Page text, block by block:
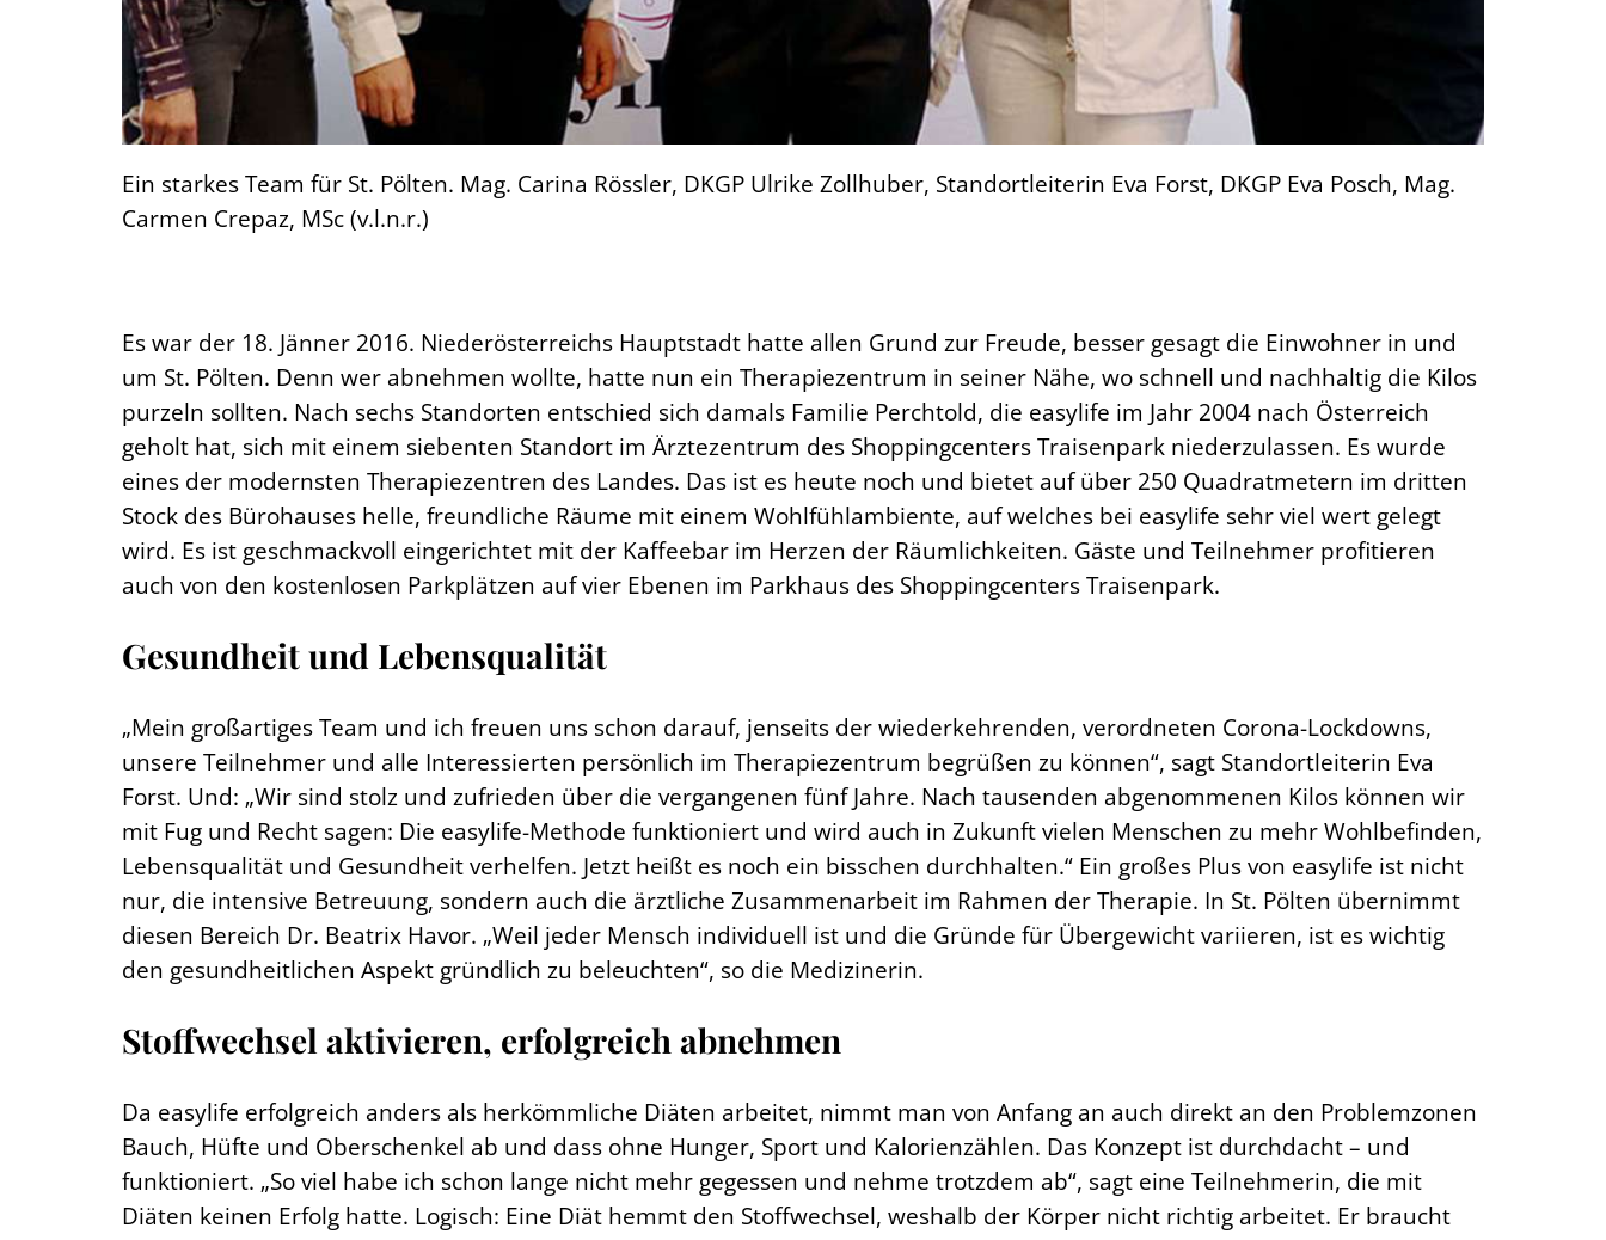
Ein starkes Team für St. Pölten. Mag. Carina Rössler, DKGP Ulrike Zollhuber, Standortleiterin Eva Forst, DKGP Eva Posch, Mag.
Carmen Crepaz, MSc (v.l.n.r.)
Es war der 18. Jänner 2016. Niederösterreichs Hauptstadt hatte allen Grund zur Freude, besser gesagt die Einwohner in und
um St. Pölten. Denn wer abnehmen wollte, hatte nun ein Therapiezentrum in seiner Nähe, wo schnell und nachhaltig die Kilos
purzeln sollten. Nach sechs Standorten entschied sich damals Familie Perchtold, die easylife im Jahr 2004 nach Österreich
geholt hat, sich mit einem siebenten Standort im Ärztezentrum des Shoppingcenters Traisenpark niederzulassen. Es wurde
eines der modernsten Therapiezentren des Landes. Das ist es heute noch und bietet auf über 250 Quadratmetern im dritten
Stock des Bürohauses helle, freundliche Räume mit einem Wohlfühlambiente, auf welches bei easylife sehr viel wert gelegt
wird. Es ist geschmackvoll eingerichtet mit der Kaffeebar im Herzen der Räumlichkeiten. Gäste und Teilnehmer profitieren
auch von den kostenlosen Parkplätzen auf vier Ebenen im Parkhaus des Shoppingcenters Traisenpark.
Gesundheit und Lebensqualität
„Mein großartiges Team und ich freuen uns schon darauf, jenseits der wiederkehrenden, verordneten Corona-Lockdowns,
unsere Teilnehmer und alle Interessierten persönlich im Therapiezentrum begrüßen zu können“, sagt Standortleiterin Eva
Forst. Und: „Wir sind stolz und zufrieden über die vergangenen fünf Jahre. Nach tausenden abgenommenen Kilos können wir
mit Fug und Recht sagen: Die easylife-Methode funktioniert und wird auch in Zukunft vielen Menschen zu mehr Wohlbefinden,
Lebensqualität und Gesundheit verhelfen. Jetzt heißt es noch ein bisschen durchhalten.“ Ein großes Plus von easylife ist nicht
nur, die intensive Betreuung, sondern auch die ärztliche Zusammenarbeit im Rahmen der Therapie. In St. Pölten übernimmt
diesen Bereich Dr. Beatrix Havor. „Weil jeder Mensch individuell ist und die Gründe für Übergewicht variieren, ist es wichtig
den gesundheitlichen Aspekt gründlich zu beleuchten“, so die Medizinerin.
Stoffwechsel aktivieren, erfolgreich abnehmen
Da easylife erfolgreich anders als herkömmliche Diäten arbeitet, nimmt man von Anfang an auch direkt an den Problemzonen
Bauch, Hüfte und Oberschenkel ab und dass ohne Hunger, Sport und Kalorienzählen. Das Konzept ist durchdacht – und
funktioniert. „So viel habe ich schon lange nicht mehr gegessen und nehme trotzdem ab“, sagt eine Teilnehmerin, die mit
Diäten keinen Erfolg hatte. Logisch: Eine Diät hemmt den Stoffwechsel, weshalb der Körper nicht richtig arbeitet. Er braucht